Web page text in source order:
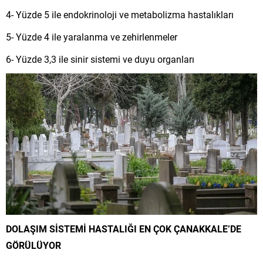
4- Yüzde 5 ileendokrinoloji ve metabolizma hastalıkları
5- Yüzde 4 ileyaralanma ve zehirlenmeler
6- Yüzde 3,3 ilesinir sistemi ve duyu organları
DOLAŞIM SİSTEMİ HASTALIĞI EN ÇOK ÇANAKKALE’DE
GÖRÜLÜYOR